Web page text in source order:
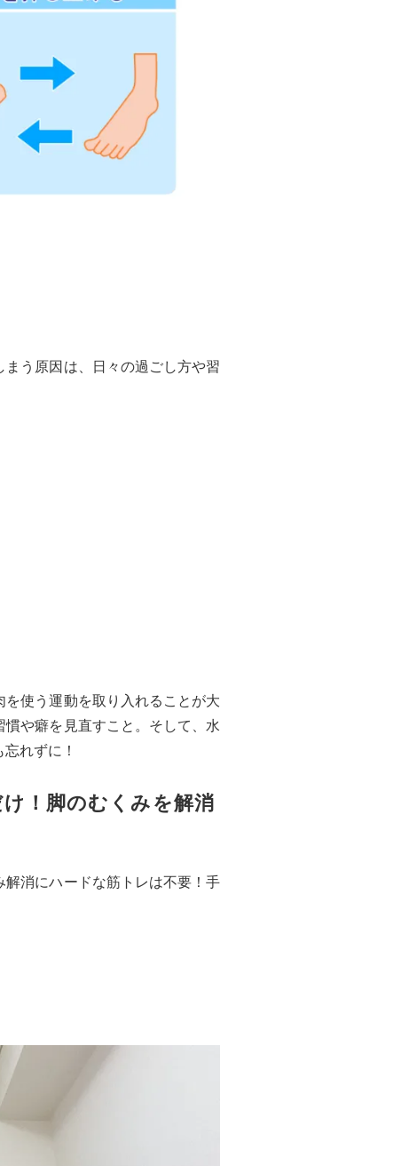
う原因は、日々の過ごし方や習
使う運動を取り入れることが大
や癖を見直すこと。そして、水
れずに！
！脚のむくみを解消
消にハードな筋トレは不要！手